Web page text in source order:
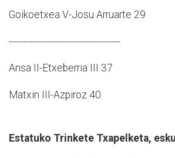
Goikoetxea V-Josu Arruarte 29
--------------------------------------
Ansa II-Etxeberria III 37
Matxin III-Azpiroz 40
Estatuko Trinkete Txapelketa,